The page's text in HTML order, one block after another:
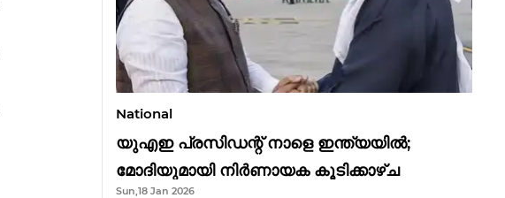
National
യുഎഇ പ്രസിഡന്റ് നാളെ ഇന്ത്യയിൽ;
മോദിയുമായി നിർണായക കൂടിക്കാഴ്ച
Sun,18 Jan 2026